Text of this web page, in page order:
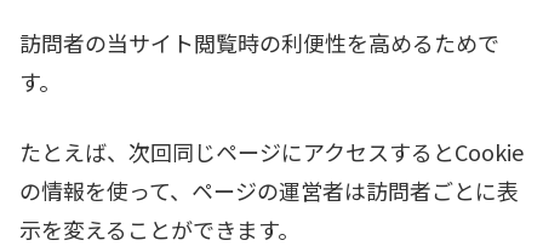
訪問者の当サイト閲覧時の利便性を高めるためで
す。
たとえば、次回同じページにアクセスするとCookie
の情報を使って、ページの運営者は訪問者ごとに表
示を変えることができます。